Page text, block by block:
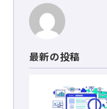
最新の投稿